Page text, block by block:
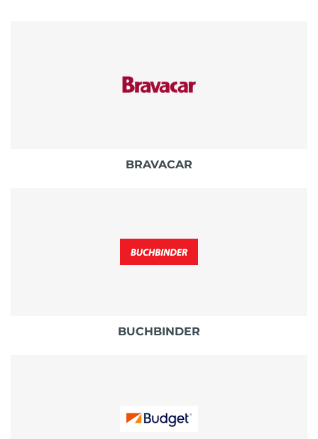
BRAVACAR
BUCHBINDER